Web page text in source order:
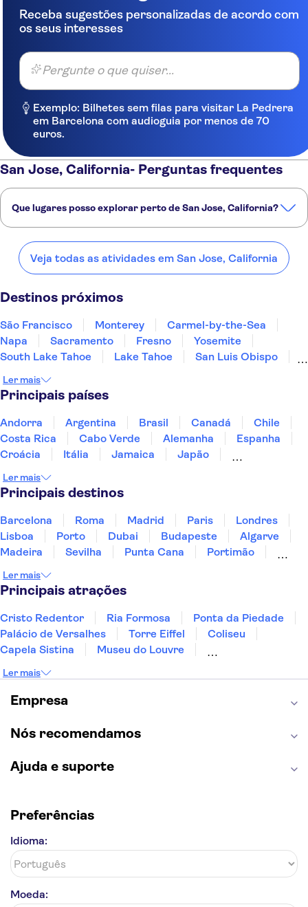
Receba sugestões personalizadas de acordo com
os seus interesses
Pergunte o que quiser...
Exemplo: Bilhetes sem filas para visitar La Pedrera
em Barcelona com audioguia por menos de 70
euros.
San Jose, California- Perguntas frequentes
Que lugares posso explorar perto de San Jose, California?
San Jose, California:
São Francisco Sacramento
Veja todas as atividades em San Jose, California
Destinos próximos
São Francisco Monterey
Carmel-by-the-Sea
Napa
Sacramento Fresno
Yosemite
South Lake Tahoe
Lake Tahoe
San Luis Obispo
Santa Bárbara
Ler mais
Principais países
Andorra Argentina Brasil Canadá
Chile
Costa Rica
Cabo Verde Alemanha
Espanha
Croácia
Itália Jamaica
Japão
Portugal
Singapura
Ler mais
Principais destinos
Barcelona Roma Madrid Paris
Londres
Lisboa
Porto Dubai Budapeste
Algarve
Madeira
Sevilha Punta Cana
Portimão
Sesimbra
Ler mais
Principais atrações
Cristo Redentor Ria Formosa
Ponta da Piedade
Palácio de Versalhes
Torre Eiffel
Coliseu
Capela Sistina
Museu do Louvre
Torre de Belém
Caminito del Rey
Castelo de São Jorge
Mosteiro dos Jerónimos
Ler mais
Empresa
Nós recomendamos
Ajuda e suporte
Preferências
Idioma:
Moeda: